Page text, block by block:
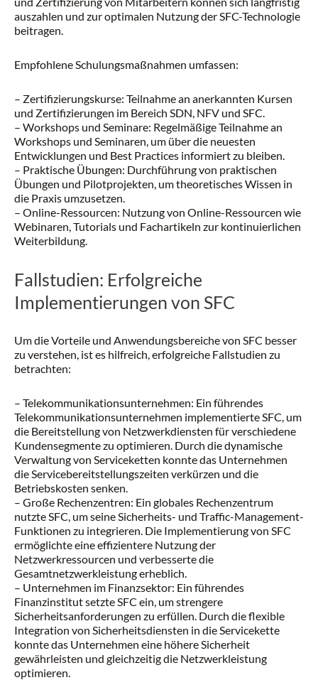
auszahlen und zur optimalen Nutzung der SFC-Technologie
beitragen.
Empfohlene Schulungsmaßnahmen umfassen:
– Zertifizierungskurse: Teilnahme an anerkannten Kursen
und Zertifizierungen im Bereich SDN, NFV und SFC.
– Workshops und Seminare: Regelmäßige Teilnahme an
Workshops und Seminaren, um über die neuesten
Entwicklungen und Best Practices informiert zu bleiben.
– Praktische Übungen: Durchführung von praktischen
Übungen und Pilotprojekten, um theoretisches Wissen in
die Praxis umzusetzen.
– Online-Ressourcen: Nutzung von Online-Ressourcen wie
Webinaren, Tutorials und Fachartikeln zur kontinuierlichen
Weiterbildung.
Fallstudien: Erfolgreiche
Implementierungen von SFC
Um die Vorteile und Anwendungsbereiche von SFC besser
zu verstehen, ist es hilfreich, erfolgreiche Fallstudien zu
betrachten:
– Telekommunikationsunternehmen: Ein führendes
Telekommunikationsunternehmen implementierte SFC, um
die Bereitstellung von Netzwerkdiensten für verschiedene
Kundensegmente zu optimieren. Durch die dynamische
Verwaltung von Serviceketten konnte das Unternehmen
die Servicebereitstellungszeiten verkürzen und die
Betriebskosten senken.
– Große Rechenzentren: Ein globales Rechenzentrum
nutzte SFC, um seine Sicherheits- und Traffic-Management-
Funktionen zu integrieren. Die Implementierung von SFC
ermöglichte eine effizientere Nutzung der
Netzwerkressourcen und verbesserte die
Gesamtnetzwerkleistung erheblich.
– Unternehmen im Finanzsektor: Ein führendes
Finanzinstitut setzte SFC ein, um strengere
Sicherheitsanforderungen zu erfüllen. Durch die flexible
Integration von Sicherheitsdiensten in die Servicekette
konnte das Unternehmen eine höhere Sicherheit
gewährleisten und gleichzeitig die Netzwerkleistung
optimieren.